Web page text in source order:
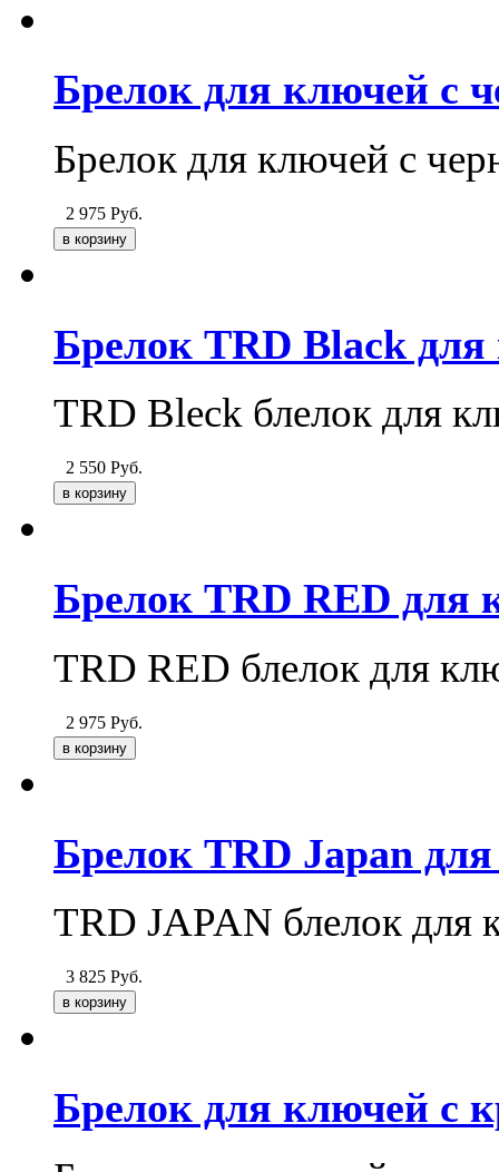
Брелок для ключей с
Брелок для ключей с
2 975 Руб.
Брелок TRD Black
TRD Bleck блелок для
2 550 Руб.
Брелок TRD RED для
TRD RED блелок для
2 975 Руб.
Брелок TRD Japan
TRD JAPAN блелок для
3 825 Руб.
Брелок для ключей с